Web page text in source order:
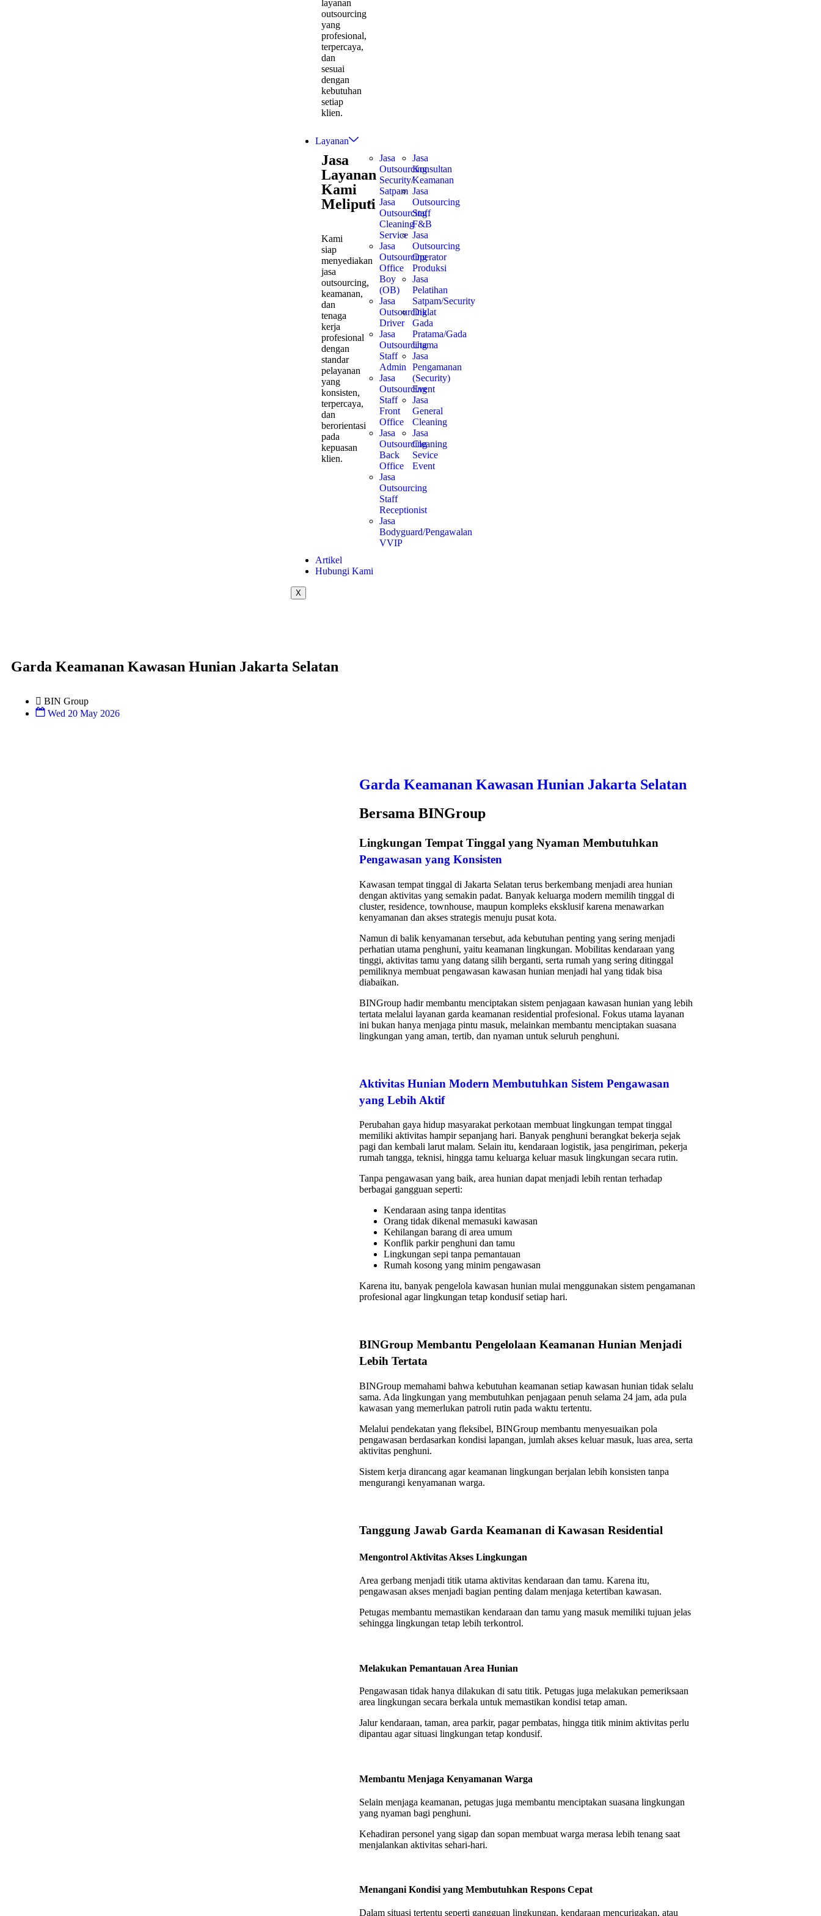
layanan
outsourcing
yang
profesional,
terpercaya,
dan
sesuai
dengan
kebutuhan
setiap
klien.
Layanan
Jasa
Layanan
Kami
Meliputi
Kami
siap
menyediakan
jasa
outsourcing,
keamanan,
dan
tenaga
kerja
profesional
dengan
standar
pelayanan
yang
konsisten,
terpercaya,
dan
berorientasi
pada
kepuasan
klien.
Jasa
Outsourcing
Security/
Satpam
Jasa
Outsourcing
Cleaning
Service
Jasa
Outsourcing
Office
Boy
(OB)
Jasa
Outsourcing
Driver
Jasa
Outsourcing
Staff
Admin
Jasa
Outsourcing
Staff
Front
Office
Jasa
Outsourcing
Back
Office
Jasa
Outsourcing
Staff
Receptionist
Jasa
Bodyguard/Pengawalan
VVIP
Jasa
Konsultan
Keamanan
Jasa
Outsourcing
Staff
F&B
Jasa
Outsourcing
Operator
Produksi
Jasa
Pelatihan
Satpam/Security
Diklat
Gada
Pratama/Gada
Utama
Jasa
Pengamanan
(Security)
Event
Jasa
General
Cleaning
Jasa
Cleaning
Sevice
Event
Artikel
Hubungi Kami
X
Garda Keamanan Kawasan Hunian Jakarta Selatan
BIN Group
Wed 20 May 2026
Garda Keamanan Kawasan Hunian Jakarta Selatan
Bersama BINGroup
Lingkungan Tempat Tinggal yang Nyaman Membutuhkan
Pengawasan yang Konsisten
Kawasan tempat tinggal di Jakarta Selatan terus berkembang menjadi area hunian
dengan aktivitas yang semakin padat. Banyak keluarga modern memilih tinggal di
cluster, residence, townhouse, maupun kompleks eksklusif karena menawarkan
kenyamanan dan akses strategis menuju pusat kota.
Namun di balik kenyamanan tersebut, ada kebutuhan penting yang sering menjadi
perhatian utama penghuni, yaitu keamanan lingkungan. Mobilitas kendaraan yang
tinggi, aktivitas tamu yang datang silih berganti, serta rumah yang sering ditinggal
pemiliknya membuat pengawasan kawasan hunian menjadi hal yang tidak bisa
diabaikan.
BINGroup hadir membantu menciptakan sistem penjagaan kawasan hunian yang lebih
tertata melalui layanan garda keamanan residential profesional. Fokus utama layanan
ini bukan hanya menjaga pintu masuk, melainkan membantu menciptakan suasana
lingkungan yang aman, tertib, dan nyaman untuk seluruh penghuni.
Aktivitas Hunian Modern Membutuhkan Sistem Pengawasan
yang Lebih Aktif
Perubahan gaya hidup masyarakat perkotaan membuat lingkungan tempat tinggal
memiliki aktivitas hampir sepanjang hari. Banyak penghuni berangkat bekerja sejak
pagi dan kembali larut malam. Selain itu, kendaraan logistik, jasa pengiriman, pekerja
rumah tangga, teknisi, hingga tamu keluarga keluar masuk lingkungan secara rutin.
Tanpa pengawasan yang baik, area hunian dapat menjadi lebih rentan terhadap
berbagai gangguan seperti:
Kendaraan asing tanpa identitas
Orang tidak dikenal memasuki kawasan
Kehilangan barang di area umum
Konflik parkir penghuni dan tamu
Lingkungan sepi tanpa pemantauan
Rumah kosong yang minim pengawasan
Karena itu, banyak pengelola kawasan hunian mulai menggunakan sistem pengamanan
profesional agar lingkungan tetap kondusif setiap hari.
BINGroup Membantu Pengelolaan Keamanan Hunian Menjadi
Lebih Tertata
BINGroup memahami bahwa kebutuhan keamanan setiap kawasan hunian tidak selalu
sama. Ada lingkungan yang membutuhkan penjagaan penuh selama 24 jam, ada pula
kawasan yang memerlukan patroli rutin pada waktu tertentu.
Melalui pendekatan yang fleksibel, BINGroup membantu menyesuaikan pola
pengawasan berdasarkan kondisi lapangan, jumlah akses keluar masuk, luas area, serta
aktivitas penghuni.
Sistem kerja dirancang agar keamanan lingkungan berjalan lebih konsisten tanpa
mengurangi kenyamanan warga.
Tanggung Jawab Garda Keamanan di Kawasan Residential
Mengontrol Aktivitas Akses Lingkungan
Area gerbang menjadi titik utama aktivitas kendaraan dan tamu. Karena itu,
pengawasan akses menjadi bagian penting dalam menjaga ketertiban kawasan.
Petugas membantu memastikan kendaraan dan tamu yang masuk memiliki tujuan jelas
sehingga lingkungan tetap lebih terkontrol.
Melakukan Pemantauan Area Hunian
Pengawasan tidak hanya dilakukan di satu titik. Petugas juga melakukan pemeriksaan
area lingkungan secara berkala untuk memastikan kondisi tetap aman.
Jalur kendaraan, taman, area parkir, pagar pembatas, hingga titik minim aktivitas perlu
dipantau agar situasi lingkungan tetap kondusif.
Membantu Menjaga Kenyamanan Warga
Selain menjaga keamanan, petugas juga membantu menciptakan suasana lingkungan
yang nyaman bagi penghuni.
Kehadiran personel yang sigap dan sopan membuat warga merasa lebih tenang saat
menjalankan aktivitas sehari-hari.
Menangani Kondisi yang Membutuhkan Respons Cepat
Dalam situasi tertentu seperti gangguan lingkungan, kendaraan mencurigakan, atau